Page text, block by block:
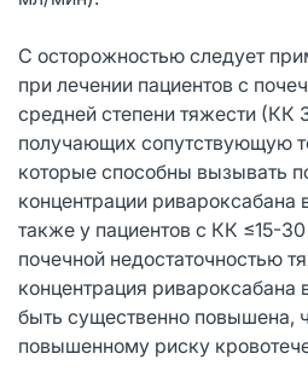
C осторожностью следует
при лечении пациентов с
средней степени тяжести (КК
получающих сопутствующую
которые способны вызывать
концентрации ривароксабана
также у пациентов с КК ≤15-
почечной недостаточностью
концентрация
быть существенно повышена,
повышенному риску